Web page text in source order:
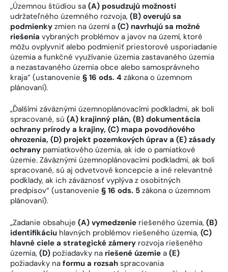
„Územnou štúdiou sa (A) posudzujú možnosti
udržateľného územného rozvoja, (B) overujú sa
podmienky zmien na území a (C) navrhujú sa možné
riešenia vybraných problémov a javov na území, ktoré
môžu ovplyvniť alebo podmieniť priestorové usporiadanie
územia a funkčné využívanie územia zastavaného územia
a nezastavaného územia obce alebo samosprávneho
kraja“ (ustanovenie § 16 ods. 4 zákona o územnom
plánovaní).
„Ďalšími záväznými územnoplánovacími podkladmi, ak boli
spracované, sú (A) krajinný plán, (B) dokumentácia
ochrany prírody a krajiny, (C) mapa povodňového
ohrozenia, (D) projekt pozemkových úprav a (E) zásady
ochrany pamiatkového územia, ak ide o pamiatkové
územie. Záväznými územnoplánovacími podkladmi, ak boli
spracované, sú aj odvetvové koncepcie a iné relevantné
podklady, ak ich záväznosť vyplýva z osobitných
predpisov“ (ustanovenie § 16 ods. 5 zákona o územnom
plánovaní).
„Zadanie obsahuje (A) vymedzenie riešeného územia, (B)
identifikáciu hlavných problémov riešeného územia, (C)
hlavné ciele a strategické zámery rozvoja riešeného
územia, (D) požiadavky na riešené územie a (E)
požiadavky na formu a rozsah spracovania